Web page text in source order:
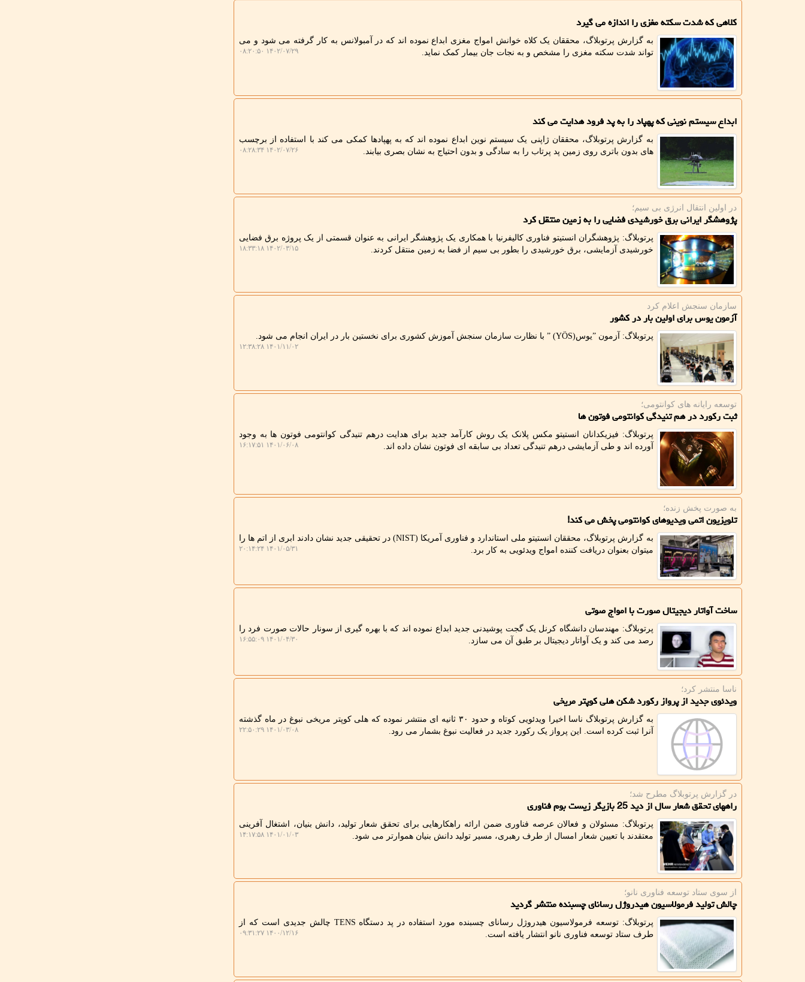
کلاهی که شدت سکته مغزی را اندازه می گیرد
به گزارش پرتوبلاگ، محققان یک کلاه خوانش امواج مغزی ابداع نموده اند که در آمبولانس به کار گرفته می شود و می
تواند شدت سکته مغزی را مشخص و به نجات جان بیمار کمک نماید.
۱۴۰۲/۰۷/۲۹ ۰۸:۲۰:۵۰
ابداع سیستم نوینی که پهپاد را به پد فرود هدایت می کند
به گزارش پرتوبلاگ، محققان ژاپنی یک سیستم نوین ابداع نموده اند که به پهپادها کمکی می کند با استفاده از برچسب
های بدون باتری روی زمین پد پرتاب را به سادگی و بدون احتیاج به نشان بصری بیابند.
۱۴۰۲/۰۷/۲۶ ۰۸:۲۸:۳۴
در اولین انتقال انرژی بی سیم؛
پژوهشگر ایرانی برق خورشیدی فضایی را به زمین منتقل کرد
پرتوبلاگ: پژوهشگران انستیتو فناوری کالیفرنیا با همکاری یک پژوهشگر ایرانی به عنوان قسمتی از یک پروژه برق فضایی
خورشیدی آزمایشی، برق خورشیدی را بطور بی سیم از فضا به زمین منتقل کردند.
۱۴۰۲/۰۳/۱۵ ۱۸:۳۳:۱۸
سازمان سنجش اعلام كرد
آزمون یوس برای اولین بار در کشور
پرتوبلاگ: آزمون ˮیوسˮ (YÖS) با نظارت سازمان سنجش آموزش کشوری برای نخستین بار در ایران انجام می شود.
۱۴۰۱/۱۱/۰۲ ۱۲:۳۸:۲۸
توسعه رایانه های كوانتومی؛
ثبت رکورد در هم تنیدگی کوانتومی فوتون ها
پرتوبلاگ: فیزیکدانان انستیتو مکس پلانک یک روش کارآمد جدید برای هدایت درهم تنیدگی کوانتومی فوتون ها به وجود
آورده اند و طی آزمایشی درهم تنیدگی تعداد بی سابقه ای فوتون نشان داده اند.
۱۴۰۱/۰۶/۰۸ ۱۶:۱۷:۵۱
به صورت پخش زنده؛
تلویزیون اتمی ویدیوهای کوانتومی پخش می کند!
به گزارش پرتوبلاگ، محققان انستیتو ملی استاندارد و فناوری آمریکا (NIST) در تحقیقی جدید نشان دادند ابری از اتم ها را
میتوان بعنوان دریافت کننده امواج ویدئویی به کار برد.
۱۴۰۱/۰۵/۳۱ ۲۰:۱۴:۲۴
ساخت آواتار دیجیتال صورت با امواج صوتی
پرتوبلاگ: مهندسان دانشگاه کرنل یک گجت پوشیدنی جدید ابداع نموده اند که با بهره گیری از سونار حالات صورت فرد را
رصد می کند و یک آواتار دیجیتال بر طبق آن می سازد.
۱۴۰۱/۰۴/۳۰ ۱۶:۵۵:۰۹
ناسا منتشر كرد؛
ویدئوی جدید از پرواز رکورد شکن هلی کوپتر مریخی
به گزارش پرتوبلاگ ناسا اخیرا ویدئویی کوتاه و حدود ۳۰ ثانیه ای منتشر نموده که هلی کوپتر مریخی نبوغ در ماه گذشته
آنرا ثبت کرده است. این پرواز یک رکورد جدید در فعالیت نبوغ بشمار می رود.
۱۴۰۱/۰۳/۰۸ ۲۲:۵۰:۲۹
در گزارش پرتوبلاگ مطرح شد؛
راههای تحقق شعار سال از دید 25 بازیگر زیست بوم فناوری
پرتوبلاگ: مسئولان و فعالان عرصه فناوری ضمن ارائه راهکارهایی برای تحقق شعار تولید، دانش بنیان، اشتغال آفرینی
معتقدند با تعیین شعار امسال از طرف رهبری، مسیر تولید دانش بنیان هموارتر می شود.
۱۴۰۱/۰۱/۰۳ ۱۴:۱۷:۵۸
از سوی ستاد توسعه فناوری نانو؛
چالش تولید فرمولاسیون هیدروژل رسانای چسبنده منتشر گردید
پرتوبلاگ: توسعه فرمولاسیون هیدروژل رسانای چسبنده مورد استفاده در پد دستگاه TENS چالش جدیدی است که از
طرف ستاد توسعه فناوری نانو انتشار یافته است.
۱۴۰۰/۱۲/۱۶ ۰۹:۳۱:۲۷